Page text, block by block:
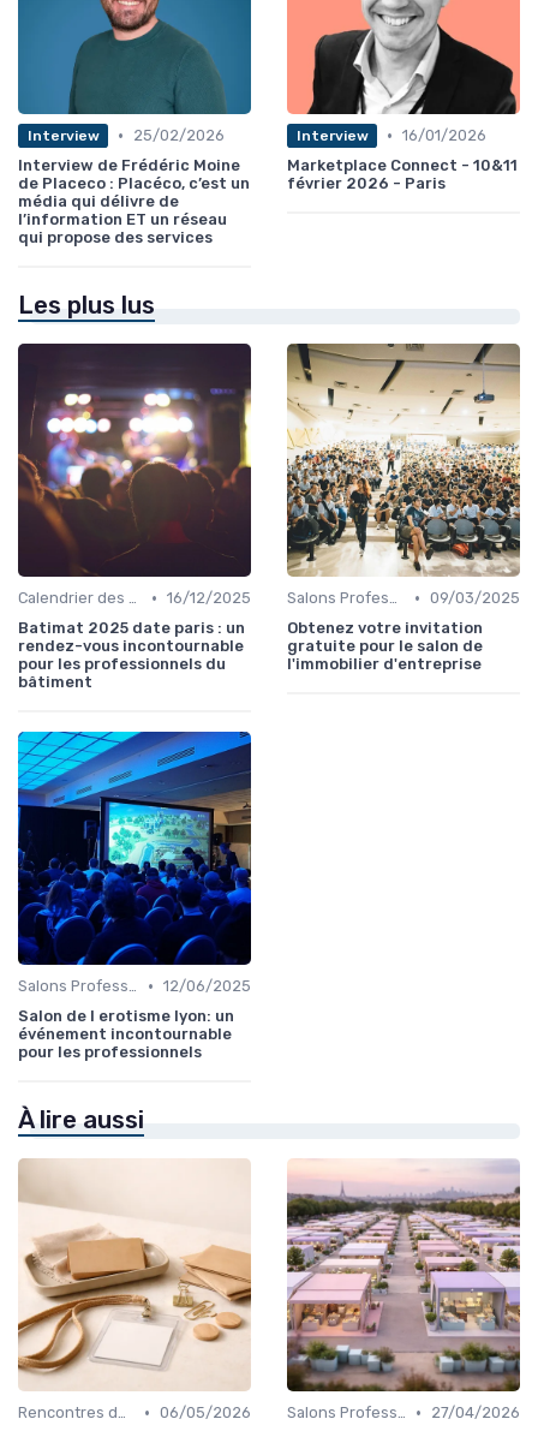
Interview •
25/02/2026
Interview de Frédéric Moine
de Placeco : Placéco, c’est un
média qui délivre de
l’information ET un réseau
qui propose des services
Interview • 16/01/2026
Marketplace Connect - 10&11
février 2026 - Paris
Les plus lus
Calendrier des Événements par Secteur • 16/12/2025
Batimat 2025 date paris : un
rendez-vous incontournable
pour les professionnels du
bâtiment
Salons Professionnels et Expositions • 09/03/2025
Obtenez votre invitation
gratuite pour le salon de
l'immobilier d'entreprise
Salons Professionnels et Expositions • 12/06/2025
Salon de l erotisme lyon: un
événement incontournable
pour les professionnels
À lire aussi
Rencontres de Networking • 06/05/2026
Salons Professionnels et Expositions •
27/04/2026